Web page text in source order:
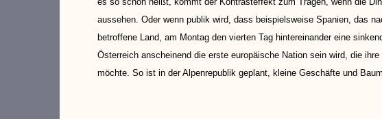
aussehen. Oder wenn publik wird, dass beispielsweise Spanien, das
betroffene Land, am Montag den vierten Tag hintereinander eine
Österreich anscheinend die erste europäische Nation sein wird, die
möchte. So ist in der Alpenrepublik geplant, kleine Geschäfte und